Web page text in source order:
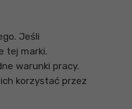
Jeśli
tej marki.
warunki pracy.
korzystać przez